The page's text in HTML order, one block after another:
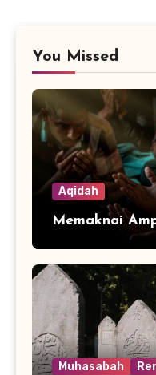
You Missed
Aqidah
Memaknai
Muhasabah